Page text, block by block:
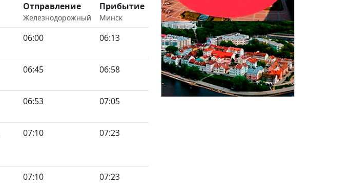
Отправление
Железнодорожный
Прибытие
Минск
06:00 06:13
06:45 06:58
06:53 07:05
07:10 07:23
07:10 07:23